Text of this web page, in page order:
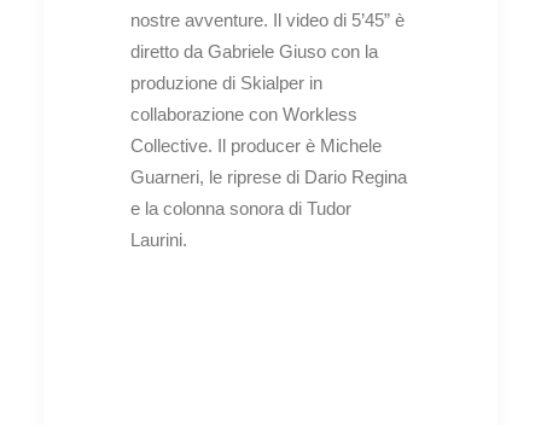
nostre avventure. Il video di 5’45” è
diretto da Gabriele Giuso con la
produzione di Skialper in
collaborazione con Workless
Collective. Il producer è Michele
Guarneri, le riprese di Dario Regina
e la colonna sonora di Tudor
Laurini.